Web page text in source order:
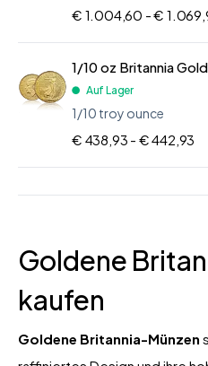
€ 1.004,60 -€
1/10 oz Britannia
Auf Lager
1/10 troy ounce
€ 438,93 - € 442,93
Goldene
kaufen
Goldene Britannia-Münzen